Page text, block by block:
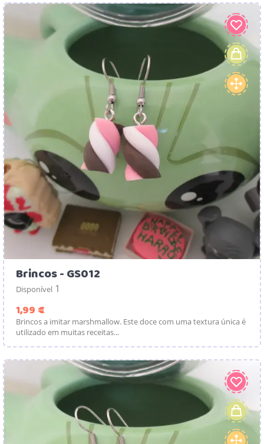
Brincos - GS012
Disponível 1
1,99 €
Brincos a imitar marshmallow. Este doce com uma textura única é
utilizado em muitas receitas...